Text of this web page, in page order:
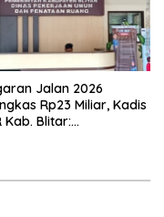
Jalan 2026
Rp23 Miliar, Kadis
Kab. Blitar: